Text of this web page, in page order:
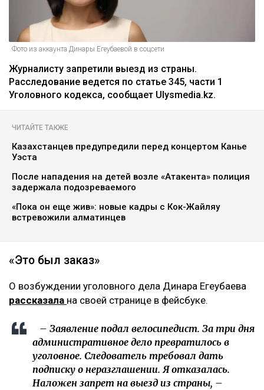
Фото из аккаунта Динары Егеубаевой в соцсети
Журналисту запретили выезд из страны.
Расследование ведется по статье 345, части 1
Уголовного кодекса, сообщает Ulysmedia.kz.
ЧИТАЙТЕ ТАКЖЕ
Казахстанцев предупредили перед концертом Канье
Уэста
После нападения на детей возле «Атакента» полиция
задержала подозреваемого
«Пока он еще жив»: новые кадры с Кок-Жайляу
встревожили алматинцев
«Это был заказ»
О возбуждении уголовного дела Динара Егеубаева
рассказала на своей странице в фейсбуке.
– Заявление подал велосипедист. За три дня
административное дело превратилось в
уголовное. Следователь требовал дать
подписку о неразглашении. Я отказалась.
Наложен запрет на выезд из страны, –